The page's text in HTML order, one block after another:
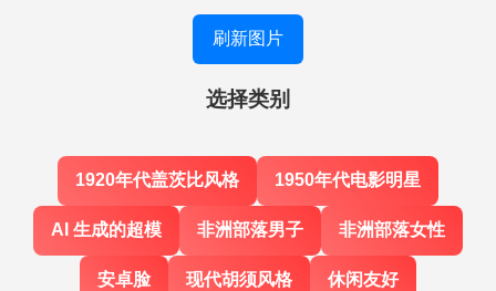
刷新图片
选择类别
1920年代盖茨比风格 1950年代电影明星
AI 生成的超模 非洲部落男子 非洲部落女性
安卓脸 现代胡须风格 休闲友好